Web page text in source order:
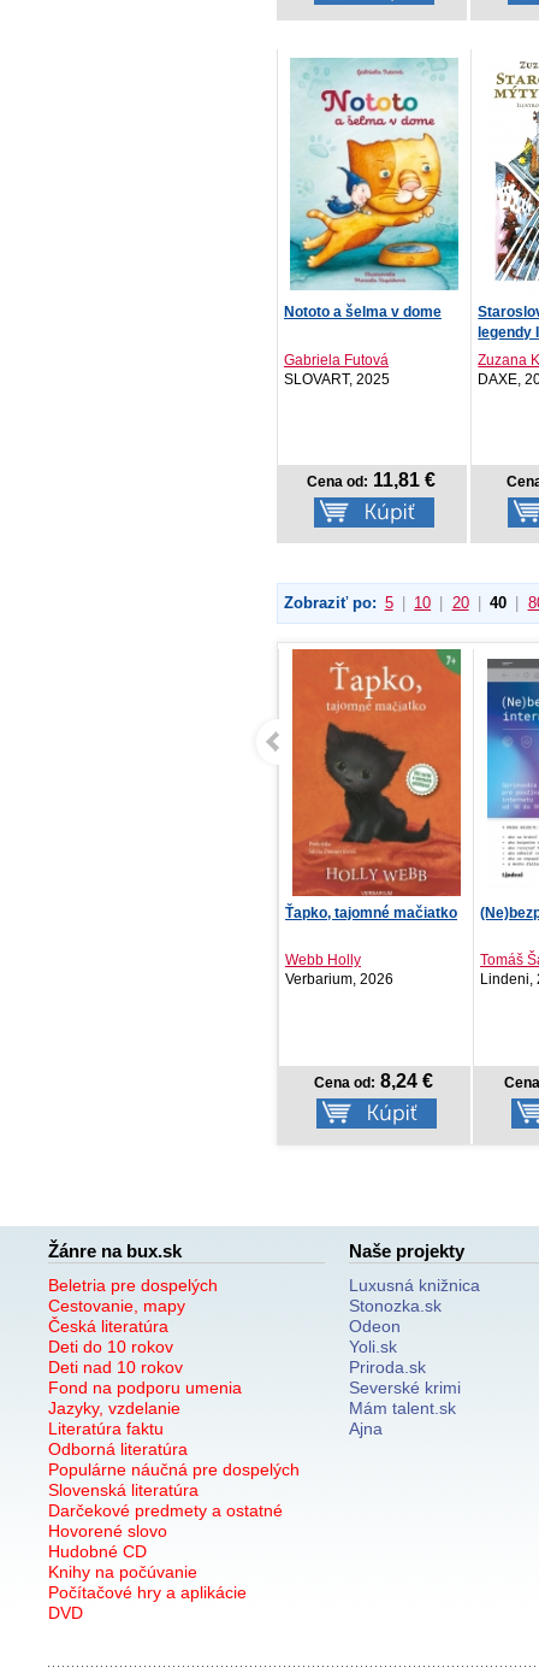
Nototo a šelma v dome
Gabriela Futová
SLOVART, 2025
Cena od: 11,81 €
legendy
Zuzana
DAXE,
Zobraziť po: 5 10 20 40
(Ne)bezpečný internet
Tomáš Šalmon
Lindeni, 2021
Cena od:10,39 €
Pravá
Emily D.
Žánre na bux.sk
Beletria pre dospelých
Cestovanie, mapy
Česká literatúra
Deti do 10 rokov
Deti nad 10 rokov
Fond na podporu umenia
Jazyky, vzdelanie
Literatúra faktu
Odborná literatúra
Populárne náučná pre dospelých
Slovenská literatúra
Darčekové predmety a ostatné
Hovorené slovo
Hudobné CD
Knihy na počúvanie
Počítačové hry a aplikácie
DVD
Naše projekty
Luxusná knižnica
Stonozka.sk
Odeon
Yoli.sk
Priroda.sk
Severské krimi
Mám talent.sk
Ajna